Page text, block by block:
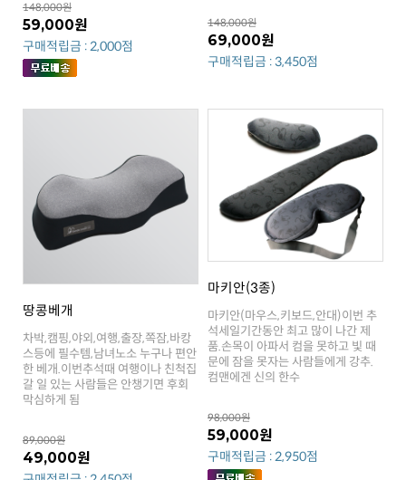
148,000원
59,000원
구매적립금 : 2,000점
148,000원
69,000원
구매적립금 : 3,450점
땅콩베개
막심하게 됨
89,000원
49,000원
마키안(3종)
컴맨에겐 신의 한수
98,000원
59,000원
구매적립금 : 2,950점